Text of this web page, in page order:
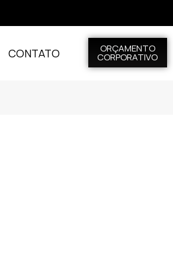
CONTATO ORÇAMENTO
CORPORATIVO